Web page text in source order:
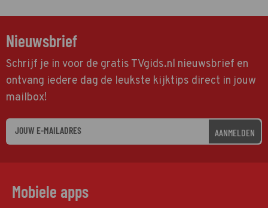
Nieuwsbrief
Schrijf je in voor de gratis TVgids.nl nieuwsbrief en
ontvang iedere dag de leukste kijktips direct in jouw
mailbox!
AANMELDEN
Mobiele apps